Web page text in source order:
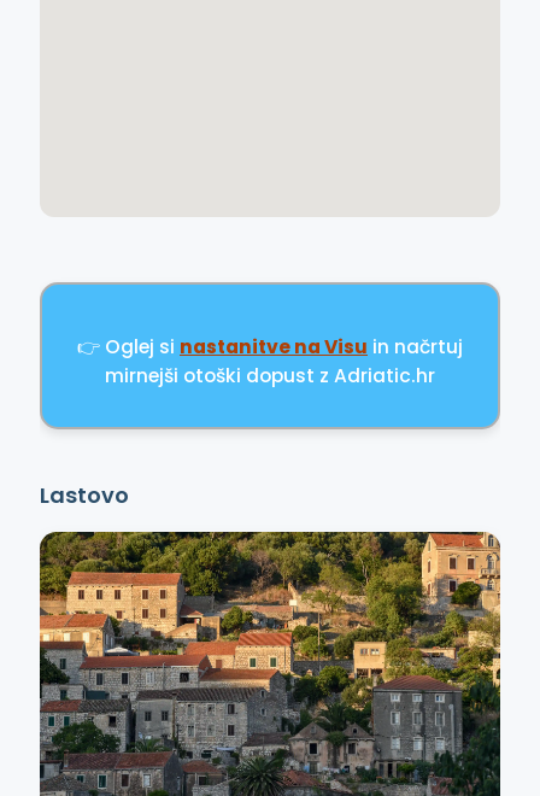
👉 Oglej si nastanitve na Visu in načrtuj
mirnejši otoški dopust z Adriatic.hr
Lastovo